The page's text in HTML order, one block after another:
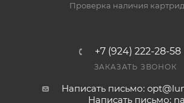
Проверка наличия
+7 (924) 222-28-58
ЗАКАЗАТЬ ЗВОНОК
Написать письмо:
Написать письмо: